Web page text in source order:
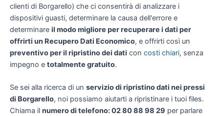
clienti di Borgarello) che ci consentirà di analizzare i
dispositivi guasti, determinare la causa dell'errore e
determinare il modo migliore per recuperare i dati per
offrirti un Recupero Dati Economico, e offrirti così un
preventivo per il ripristino dei dati con costi chiari, senza
impegno e totalmente gratuito.
Se sei alla ricerca di un servizio di ripristino dati nei pressi
di Borgarello, noi possiamo aiutarti a ripristinare i tuoi files.
Chiama il numero di telefono: 02 80 88 98 29 per parlare